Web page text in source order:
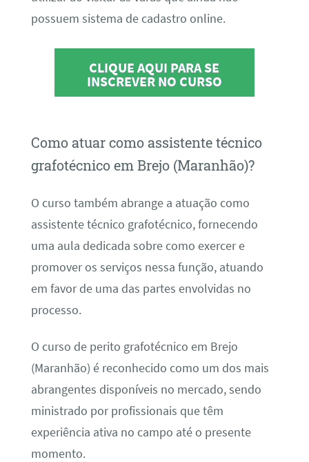
possuem sistema de cadastro online.
CLIQUE AQUI PARA SE
INSCREVER NO CURSO
Como atuar como assistente técnico
grafotécnico em Brejo (Maranhão)?
O curso também abrange a atuação como
assistente técnico grafotécnico, fornecendo
uma aula dedicada sobre como exercer e
promover os serviços nessa função, atuando
em favor de uma das partes envolvidas no
processo.
O curso de perito grafotécnico em Brejo
(Maranhão) é reconhecido como um dos mais
abrangentes disponíveis no mercado, sendo
ministrado por profissionais que têm
experiência ativa no campo até o presente
momento.